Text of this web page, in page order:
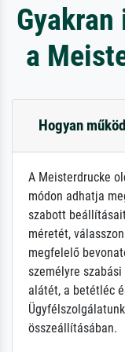
a
Hogyan
A Meisterdrucke
módon adhatja
szabott
méretét,
megfelelő
személyre
alátét, a betétléc
összeállításában.